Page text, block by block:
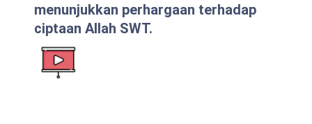
menunjukkan perhargaan terhadap
ciptaan Allah SWT.